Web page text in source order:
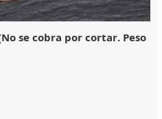
(No se cobra por cortar. Peso